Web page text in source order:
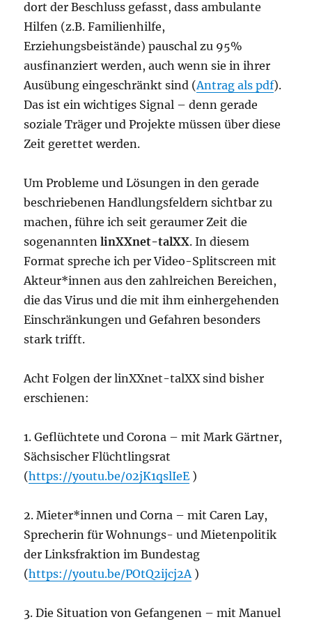
dort der Beschluss gefasst, dass ambulante
Hilfen (z.B. Familienhilfe,
Erziehungsbeistände) pauschal zu 95%
ausfinanziert werden, auch wenn sie in ihrer
Ausübung eingeschränkt sind (Antrag als pdf).
Das ist ein wichtiges Signal – denn gerade
soziale Träger und Projekte müssen über diese
Zeit gerettet werden.
Um Probleme und Lösungen in den gerade
beschriebenen Handlungsfeldern sichtbar zu
machen, führe ich seit geraumer Zeit die
sogenanntenlinXXnet-talXX. In diesem
Format spreche ich per Video-Splitscreen mit
Akteur*innen aus den zahlreichen Bereichen,
die das Virus und die mit ihm einhergehenden
Einschränkungen und Gefahren besonders
stark trifft.
Acht Folgen der linXXnet-talXX sind bisher
erschienen:
1. Geflüchtete und Corona – mit Mark Gärtner,
Sächsischer Flüchtlingsrat
(https://youtu.be/02jK1qslIeE )
2. Mieter*innen und Corna – mit Caren Lay,
Sprecherin für Wohnungs- und Mietenpolitik
der Linksfraktion im Bundestag
(https://youtu.be/POtQ2ijcj2A )
3. Die Situation von Gefangenen – mit Manuel